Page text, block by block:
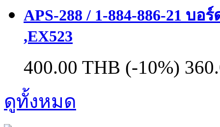
APS-288 / 1-884-886-21 บ
,EX523
400.00 THB (-10%)
ดูทั้งหมด